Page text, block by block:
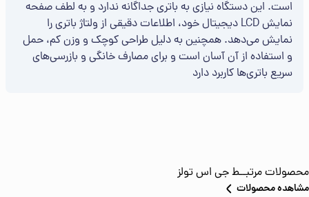
است. این دستگاه نیازی به باتری جداگانه ندارد و به لطف صفحه
نمایش LCD دیجیتال خود، اطلاعات دقیقی از ولتاژ باتری را
نمایش می‌دهد. همچنین به دلیل طراحی کوچک و وزن کم، حمل
و استفاده از آن آسان است و برای مصارف خانگی و بازرسی‌های
سریع باتری‌ها کاربرد دارد
محصولات مرتبــطجی اس تولز
مشاهده محصولات